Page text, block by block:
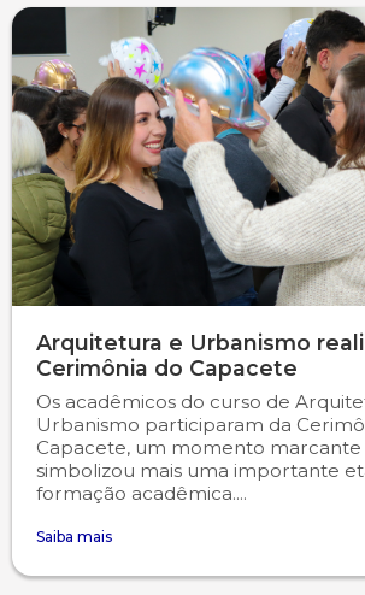
Arquitetura e Urbanismo
Cerimônia do Capacete
Os acadêmicos do curso de
Urbanismo participaram da
Capacete, um momento marcante
simbolizou mais uma importante
formação acadêmica....
Saiba mais
Psicologia
Publicidade e Propaganda
Segunda Chamada
Seguro Escolar
Sapien
Simulado Preparatório
Publicações Científicas
Revistas Campo Real
WhatsApp Campo Real